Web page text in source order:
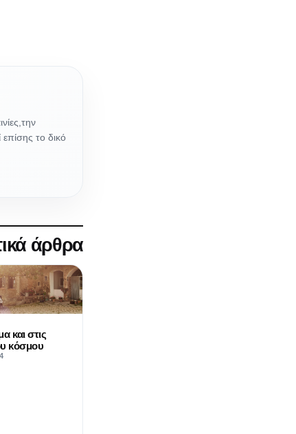
επίσης το δικό
άρθρα
και στις
κόσμου